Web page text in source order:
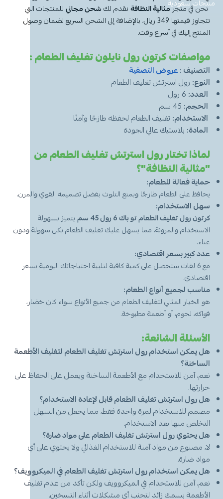
معطر جو
أخرى
قبعة الشيف
مريلة مطبخ
منشفه مايكروفايبر
قصدير ورول تغليف
سفره واكياس نفايات
ملاعق وشوك وسكاكين
الاكواب
حامل اكواب
مزاز واعود تحريك
مكنسة يد
قشاطة
ممسحه
منشفه مايكروفايبر
سلة نفايات
عربة تنظيف
عصا ممسحه
منظفات اليدين
منظفات دورة مياه
معطر ومنعم ملابس
معطر جو
مزيل بقع وملمع
مزيل دهون
منظف زجاج ومتعدد الاستخدام
مزاز واعواد تحريك
عرض الكل
قفازات
كمامات
غطاء راس
غطاء ذراع
قبعة الشيف
مريله مطبخ
ادوات عناية
عرض الكل
لوشن وكريم
شامبو
معقم
معجون اسنان
منشفه استخدام مرة واحدة
شامبو اطفال
كولونيا
بودرة اطفال
عرض الكل
شمعة تسخين الطعام
الحطب
منتجات سعودية
نحن في متجرمثالية النظافةنقدم لكشحن مجانيللمنتجات التي
تتجاوز قيمتها 349 ريال، بالإضافة إلى الشحن السريع لضمان وصول
المنتج إليك في أسرع وقت.
مواصفات كرتون رول نايلون تغليف الطعام :
التصنيف :عروض التصفية
النوع: رول استرتش تغليف الطعام
العدد:
الحجم:
الاستخدام:تغليف الطعام لحفظه طازجًا وآمنًا
المادة: بلاستيك عالي الجودة
لماذا تختار رول استرتش تغليف الطعام من
"مثالية النظافة"؟
حماية فعالة للطعام:
يحافظ على الطعام طازجًا ويمنع التلوث بفضل تصميمه القوي والمرن.
سهل الاستخدام:
كرتون رول تغليف الطعام تو باك 6 رول 45 سم
يتميز بسهولة
الاستخدام والمرونة، مما يسهل عليك تغليف الطعام بكل سهولة ودون
عناء.
عدد كبير بسعر اقتصادي:
مع 6 لفات ستحصل على كمية كافية لتلبية احتياجاتك اليومية بسعر
اقتصادي.
مناسب لجميع أنواع الطعام:
هو الخيار المثالي لتغليف الطعام من جميع الأنواع سواء كان خضار،
فواكه، لحوم، أو أطعمة مطبوخة.
الأسئلة الشائعة:
هل يمكن استخدام رول استرتش تغليف الطعام لتغليف الأطعمة
الساخنة؟
نعم، آمن للاستخدام مع الأطعمة الساخنة ويعمل على الحفاظ على
حرارتها.
هل رول استرتش تغليف الطعام قابل لإعادة الاستخدام؟
مصمم للاستخدام لمرة واحدة فقط، مما يجعل من السهل
التخلص منها بعد الاستخدام.
هل يحتوي رول استرتش تغليف الطعام على مواد ضارة؟
لا، مصنوع من مواد آمنة للاستخدام الغذائي ولا يحتوي على أي
مواد ضارة.
هل يمكن استخدام رول استرتش تغليف الطعام في الميكروويف؟
نعم، آمن للاستخدام في الميكروويف ولكن تأكد من عدم تغليف
الأطعمة بسمك زائد لتجنب أي مشكلات أثناء التسخين.